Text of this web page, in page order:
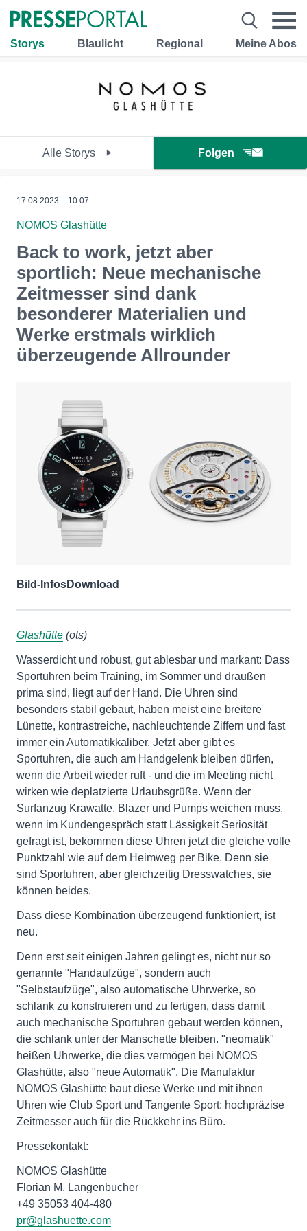
Storys Blaulicht Regional Meine Abos
Alle Storys Folgen
17.08.2023 – 10:07
NOMOS Glashütte
Back to work, jetzt aber
sportlich: Neue mechanische
Zeitmesser sind dank
besonderer Materialien und
Werke erstmals wirklich
überzeugende Allrounder
Bild-InfosDownload
Glashütte (ots)
Wasserdicht und robust, gut ablesbar und markant: Dass
Sportuhren beim Training, im Sommer und draußen
prima sind, liegt auf der Hand. Die Uhren sind
besonders stabil gebaut, haben meist eine breitere
Lünette, kontrastreiche, nachleuchtende Ziffern und fast
immer ein Automatikkaliber. Jetzt aber gibt es
Sportuhren, die auch am Handgelenk bleiben dürfen,
wenn die Arbeit wieder ruft - und die im Meeting nicht
wirken wie deplatzierte Urlaubsgrüße. Wenn der
Surfanzug Krawatte, Blazer und Pumps weichen muss,
wenn im Kundengespräch statt Lässigkeit Seriosität
gefragt ist, bekommen diese Uhren jetzt die gleiche volle
Punktzahl wie auf dem Heimweg per Bike. Denn sie
sind Sportuhren, aber gleichzeitig Dresswatches, sie
können beides.
Dass diese Kombination überzeugend funktioniert, ist
neu.
Denn erst seit einigen Jahren gelingt es, nicht nur so
genannte "Handaufzüge", sondern auch
"Selbstaufzüge", also automatische Uhrwerke, so
schlank zu konstruieren und zu fertigen, dass damit
auch mechanische Sportuhren gebaut werden können,
die schlank unter der Manschette bleiben. "neomatik"
heißen Uhrwerke, die dies vermögen bei NOMOS
Glashütte, also "neue Automatik". Die Manufaktur
NOMOS Glashütte baut diese Werke und mit ihnen
Uhren wie Club Sport und Tangente Sport: hochpräzise
Zeitmesser auch für die Rückkehr ins Büro.
Pressekontakt:
NOMOS Glashütte
Florian M. Langenbucher
+49 35053 404-480
pr@glashuette.com